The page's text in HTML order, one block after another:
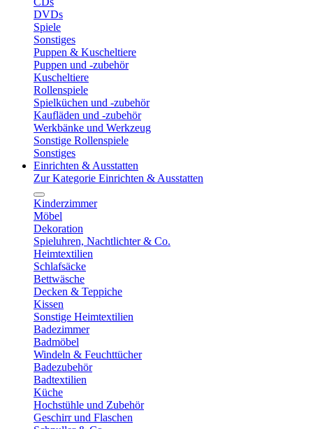
DVDs
Spiele
Sonstiges
Puppen & Kuscheltiere
Puppen und -zubehör
Kuscheltiere
Rollenspiele
Spielküchen und -zubehör
Kaufläden und -zubehör
Werkbänke und Werkzeug
Sonstige Rollenspiele
Sonstiges
Einrichten & Ausstatten
Zur Kategorie Einrichten & Ausstatten
Kinderzimmer
Möbel
Dekoration
Spieluhren, Nachtlichter & Co.
Heimtextilien
Schlafsäcke
Bettwäsche
Decken & Teppiche
Kissen
Sonstige Heimtextilien
Badezimmer
Badmöbel
Windeln & Feuchttücher
Badezubehör
Badtextilien
Küche
Hochstühle und Zubehör
Geschirr und Flaschen